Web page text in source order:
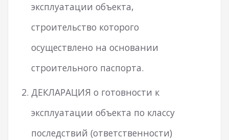
эксплуатации объекта,
строительство которого
осуществлено на основании
строительного паспорта.
ДЕКЛАРАЦИЯ о готовности к
эксплуатации объекта по классу
последствий (ответственности)